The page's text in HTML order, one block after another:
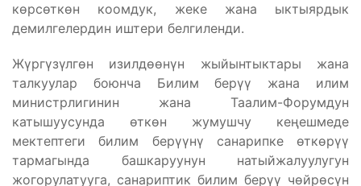
көрсөткөн коомдук, жеке жана ыктыярдык
демилгелердин иштери белгиленди.
Жүргүзүлгөн изилдөөнүн жыйынтыктары жана
талкуулар боюнча Билим берүү жана илим
министрлигинин жана Таалим-Форумдун
катышуусунда өткөн жумушчу кеңешмеде
мектептеги билим берүүнү санарипке өткөрүү
тармагында башкаруунун натыйжалуулугун
жогорулатууга, санариптик билим берүү чөйрөсүн